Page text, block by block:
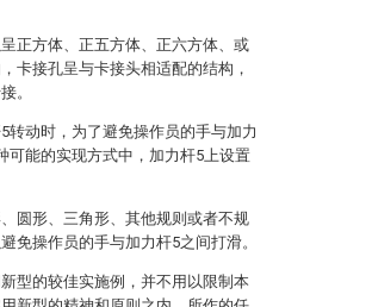
正方体、正五方体、正六方体、或
卡接孔呈与卡接头相适配的结构，
。
转动时，为了避免操作员的手与加力
可能的实现方式中，加力杆5上设置
圆形、三角形、其他规则或者不规
免操作员的手与加力杆5之间打滑。
型的较佳实施例，并不用以限制本